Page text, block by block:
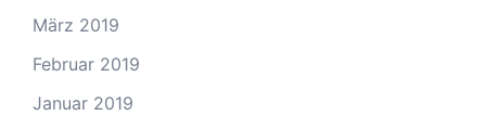
März 2019
Februar 2019
Januar 2019